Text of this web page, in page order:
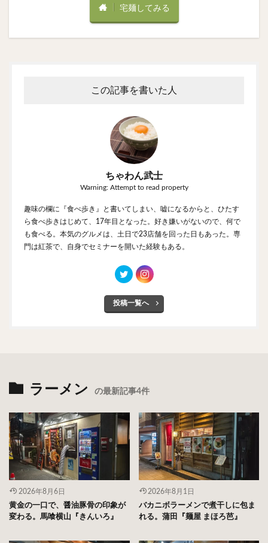
宅麺してみる
この記事を書いた人
ちゃわん武士
Warning: Attempt to read property
趣味の欄に『食べ歩き』と書いてしまい、嘘になるからと、ひたす
ら食べ歩きはじめて、17年目となった。好き嫌いがないので、何で
も食べる。本気のグルメは、土日で23店舗を回った日もあった。専
門は紅茶で、自身でセミナーを開いた経験もある。
投稿一覧へ
ラーメン の最新記事4件
2026年8月6日
黄金の一口で、醤油豚骨の印象が
変わる。馬喰横山『きんいろ』
2026年8月1日
バカニボラーメンで煮干しに包ま
れる。蒲田『麺屋 まほろ芭』